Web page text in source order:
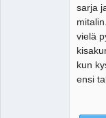
sarja
vielä
kun
ensi